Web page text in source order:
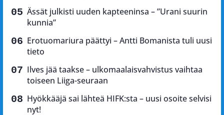
Ässät julkisti uuden kapteeninsa – ”Urani suurin
kunnia”
Erotuomariura päättyi – Antti Bomanista tuli uusi
tieto
Ilves jää taakse – ulkomaalaisvahvistus vaihtaa
toiseen Liiga-seuraan
Hyökkääjä sai lähteä HIFK:sta – uusi osoite selvisi
nyt!